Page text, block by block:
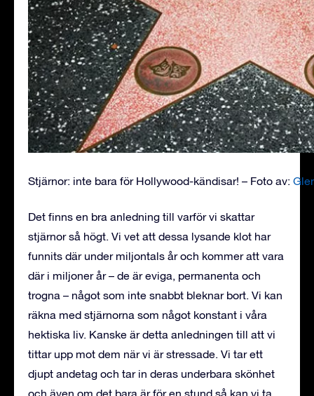
Stjärnor: inte bara för Hollywood-kändisar! – Foto av:
Det finns en bra anledning till varför vi skattar
stjärnor så högt. Vi vet att dessa lysande klot har
funnits där under miljontals år och kommer att vara
där i miljoner år – de är eviga, permanenta och
trogna – något som inte snabbt bleknar bort. Vi kan
räkna med stjärnorna som något konstant i våra
hektiska liv. Kanske är detta anledningen till att vi
tittar upp mot dem när vi är stressade. Vi tar ett
djupt andetag och tar in deras underbara skönhet